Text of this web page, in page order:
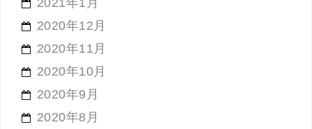
2021年1月
2020年12月
2020年11月
2020年10月
2020年9月
2020年8月